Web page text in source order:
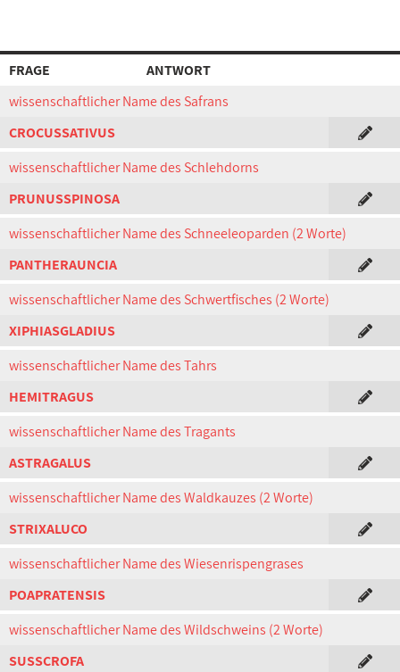
FRAGE
ANTWORT
wissenschaftlicher Name des Safrans
CROCUSSATIVUS
wissenschaftlicher Name des Schlehdorns
PRUNUSSPINOSA
wissenschaftlicher Name des Schneeleoparden (2 Worte)
PANTHERAUNCIA
wissenschaftlicher Name des Schwertfisches (2 Worte)
XIPHIASGLADIUS
wissenschaftlicher Name des Tahrs
HEMITRAGUS
wissenschaftlicher Name des Tragants
ASTRAGALUS
wissenschaftlicher Name des Waldkauzes (2 Worte)
STRIXALUCO
wissenschaftlicher Name des Wiesenrispengrases
POAPRATENSIS
wissenschaftlicher Name des Wildschweins (2 Worte)
SUSSCROFA